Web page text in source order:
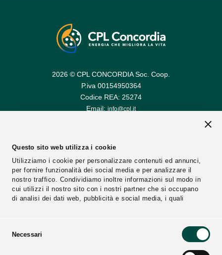
Questo sito web utilizza i cookie
Utilizziamo i cookie per personalizzare contenuti ed annunci,
per fornire funzionalità dei social media e per analizzare il
nostro traffico. Condividiamo inoltre informazioni sul modo in
cui utilizzi il nostro sito con i nostri partner che si occupano
di analisi dei dati web, pubblicità e social media, i quali
Necessari
2026 © CPL CONCORDIA Soc. Coop.
P.iva 00154950364
Codice REA: 25274
Email: info@cpl.it